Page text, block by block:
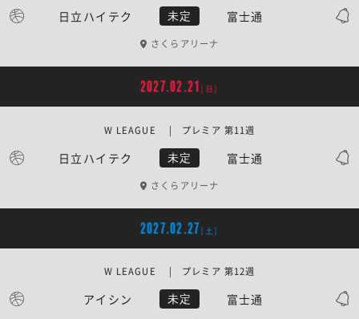
日立ハイテク 未定 富士通
さくらアリーナ
2027.02.21 [日]
日立ハイテク 未定 富士通
W LEAGUE | プレミア 第11週
さくらアリーナ
2027.02.27[土]
アイシン 未定 富士通
W LEAGUE | プレミア 第12週